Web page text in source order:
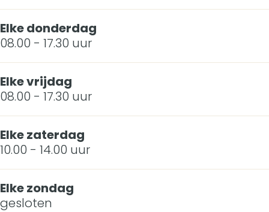
g
e
n
n
g
e
n
o
n
g
n
Elke donderdag
08.00 - 17.30 uur
Elke vrijdag
08.00 - 17.30 uur
Elke zaterdag
10.00 - 14.00 uur
Elke zondag
gesloten